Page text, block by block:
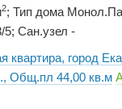
2; Тип дома
5; Сан.узел -
квартира, город
Общ.пл 44,00 кв.м